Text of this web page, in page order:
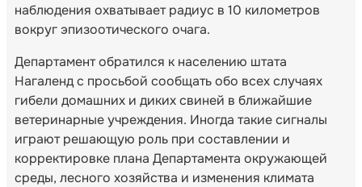
наблюдения охватывает радиус в 10 километров
вокруг эпизоотического очага.
Департамент обратился к населению штата
Нагаленд с просьбой сообщать обо всех случаях
гибели домашних и диких свиней в ближайшие
ветеринарные учреждения. Иногда такие сигналы
играют решающую роль при составлении и
корректировке плана Департамента окружающей
среды, лесного хозяйства и изменения климата